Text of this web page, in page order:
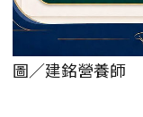
圖／建銘營養師